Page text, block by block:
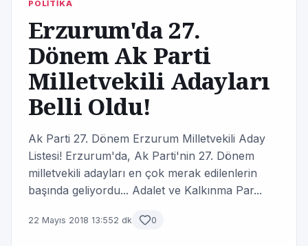
POLİTİKA
Erzurum'da 27.
Dönem Ak Parti
Milletvekili Adayları
Belli Oldu!
Ak Parti 27. Dönem Erzurum Milletvekili Aday
Listesi! Erzurum'da, Ak Parti'nin 27. Dönem
milletvekili adayları en çok merak edilenlerin
başında geliyordu... Adalet ve Kalkınma Par...
22 Mayıs 2018 13:552 dk 0